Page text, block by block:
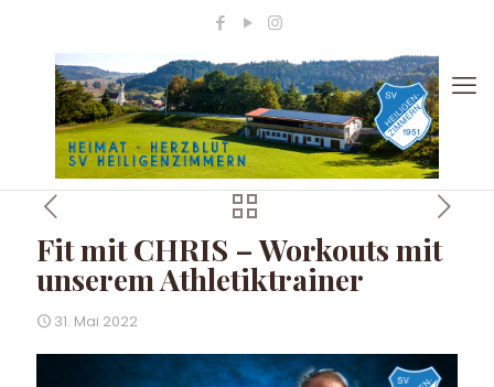
Fit mit CHRIS – Workouts mit
unserem Athletiktrainer
31. Mai 2022